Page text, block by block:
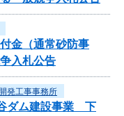
金（通常砂防事
入札公告
発工事事務所
ダム建設事業 下